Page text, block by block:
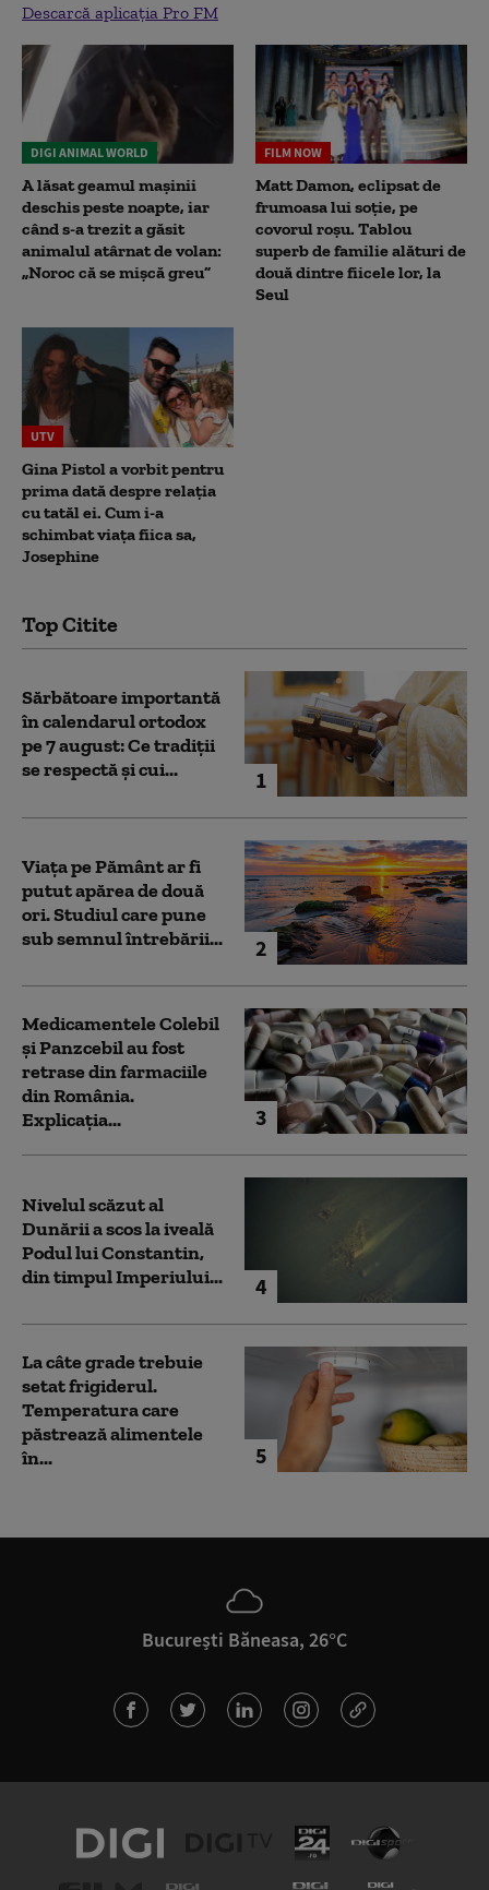
Descarcă aplicația Pro FM
DIGI ANIMAL WORLD
A lăsat geamul mașinii
deschis peste noapte, iar
când s-a trezit a găsit
animalul atârnat de volan:
„Noroc că se mișcă greu”
FILM NOW
Matt Damon, eclipsat de
frumoasa lui soție, pe
covorul roșu. Tablou
superb de familie alături de
două dintre fiicele lor, la
Seul
UTV
Gina Pistol a vorbit pentru
prima dată despre relația
cu tatăl ei. Cum i-a
schimbat viața fiica sa,
Josephine
Top Citite
1
Sărbătoare importantă
în calendarul ortodox
pe 7 august: Ce tradiții
se respectă și cui...
2
Viața pe Pământ ar fi
putut apărea de două
ori. Studiul care pune
sub semnul întrebării...
3
Medicamentele Colebil
și Panzcebil au fost
retrase din farmaciile
din România.
Explicația...
4
Nivelul scăzut al
Dunării a scos la iveală
Podul lui Constantin,
din timpul Imperiului...
5
La câte grade trebuie
setat frigiderul.
Temperatura care
păstrează alimentele
în...
București Băneasa, 26°C